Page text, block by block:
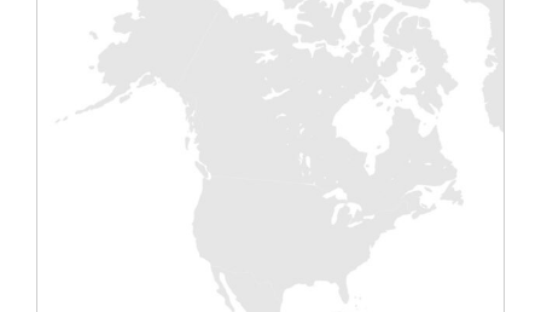
En la página
Simulador de banco de carga del
generador
puede averiguar cómo se realiza la
conexión de un banco de carga a un alternador y
cómo se realiza la prueba. En el sitio, también
encontrará el protocolo para probar el buen
funcionamiento de un grupo, así como las pruebas
legales que estipulan pruebas periódicas.
Finalmente, algunos fabricantes nos han enviado
las instrucciones de su unidad para ayudarlo con el